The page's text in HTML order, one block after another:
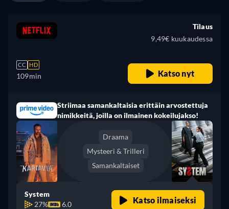
CC HD
109min
Tilaus
9,49€ kuukaudessa
Katso nyt
Striimaa samankaltaisia erittäin arvostettuja
nimikkeitä, joilla on ilmainen kokeilujakso!
Draama
Mysteeri & Trilleri
Samankaltaiset
System
27%
6.0 Katso ilmaiseksi